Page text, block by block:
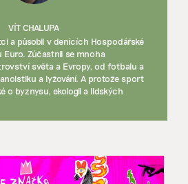
VÍT CHALUPA
a působil v denících Hospodářské
Euro. Zúčastnil se mnoha
světa a Evropy, od fotbalu a
a lyžování. A protože sport
o byznysu, ekologii a lidských